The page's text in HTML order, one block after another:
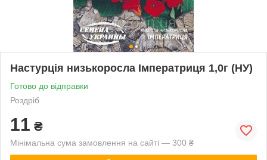
Настурція низькоросла Імператриця 1,0г (НУ)
Готово до відправки
Роздріб
11 ₴
Мінімальна сума замовлення на сайті — 300 ₴